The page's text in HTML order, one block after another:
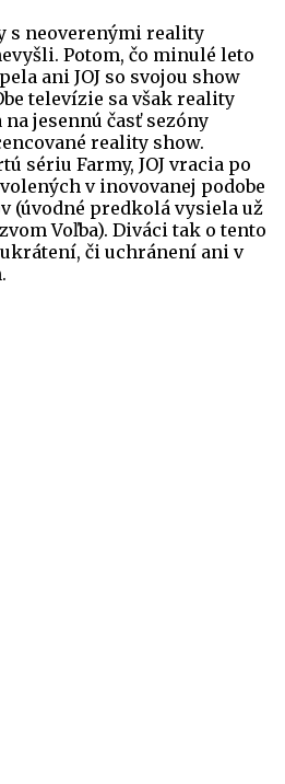
s neoverenými reality
Potom, čo minulé leto
ani JOJ so svojou show
televízie sa však reality
jesennú časť sezóny
reality show.
sériu Farmy, JOJ vracia po
v inovovanej podobe
(úvodné predkolá vysiela už
Voľba). Diváci tak o tento
či uchránení ani v